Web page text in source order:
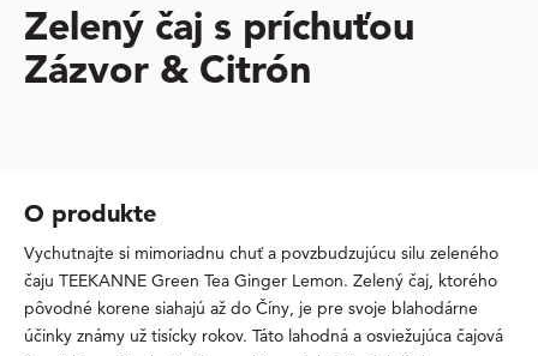
Zelený čaj s príchuťou
Zázvor & Citrón
O produkte
Vychutnajte si mimoriadnu chuť a povzbudzujúcu silu zeleného
čaju TEEKANNE Green Tea Ginger Lemon. Zelený čaj, ktorého
pôvodné korene siahajú až do Číny, je pre svoje blahodárne
účinky známy už tisícky rokov. Táto lahodná a osviežujúca čajová